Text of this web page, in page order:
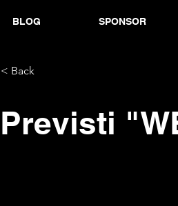
BLOG SPONSOR
< Back
Previsti